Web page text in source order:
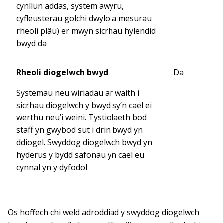
cynllun addas, system awyru,
cyfleusterau golchi dwylo a mesurau
rheoli plâu) er mwyn sicrhau hylendid
bwyd da
Rheoli diogelwch bwyd
Systemau neu wiriadau ar waith i
sicrhau diogelwch y bwyd sy’n cael ei
werthu neu’i weini. Tystiolaeth bod
staff yn gwybod sut i drin bwyd yn
ddiogel. Swyddog diogelwch bwyd yn
hyderus y bydd safonau yn cael eu
cynnal yn y dyfodol
Da
Os hoffech chi weld adroddiad y swyddog diogelwch